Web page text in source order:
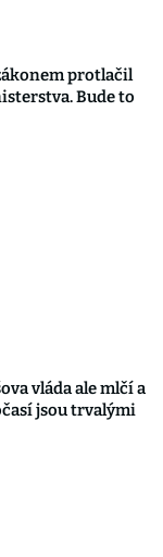
protlačil
Bude to
vláda ale mlčí a
jsou trvalými